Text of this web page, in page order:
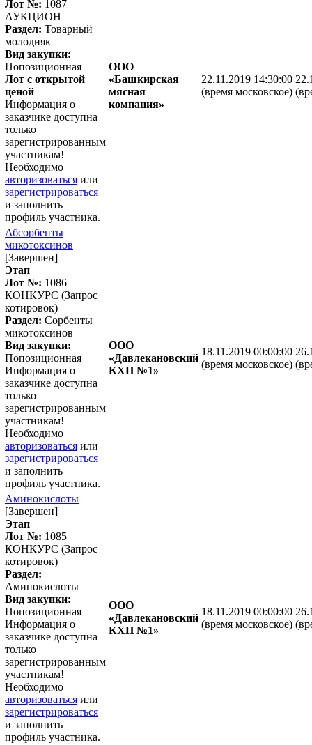
Лот №: 1087
АУКЦИОН
Раздел: Товарный
молодняк
Вид закупки:
Попозиционная
Лот с открытой
ценой
Информация о
заказчике доступна
только
зарегистрированным
участникам!
Необходимо
авторизоваться или
зарегистрироваться
и заполнить
профиль участника.
ООО
«Башкирская
мясная
компания»
22.11.2019 14:30:00
(время московское)
Абсорбенты
микотоксинов
[Завершен]
Этап
Лот №: 1086
КОНКУРС (Запрос
котировок)
Раздел: Сорбенты
микотоксинов
Вид закупки:
Попозиционная
Информация о
заказчике доступна
только
зарегистрированным
участникам!
Необходимо
авторизоваться или
зарегистрироваться
и заполнить
профиль участника.
ООО
«Давлекановский
КХП №1»
18.11.2019 00:00:00
(время московское)
Аминокислоты
[Завершен]
Этап
Лот №: 1085
КОНКУРС (Запрос
котировок)
Раздел:
Аминокислоты
Вид закупки:
Попозиционная
Информация о
заказчике доступна
только
зарегистрированным
участникам!
Необходимо
авторизоваться или
зарегистрироваться
и заполнить
профиль участника.
ООО
«Давлекановский
КХП №1»
18.11.2019 00:00:00
(время московское)